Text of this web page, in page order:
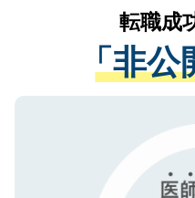
は、個人情報の
管理基準を満た
る、プライバシ
で、機密保持に
かがいして、現
経験をまじえな
させていただき
ない方には、長
ので、まずはご
転職成
「非公